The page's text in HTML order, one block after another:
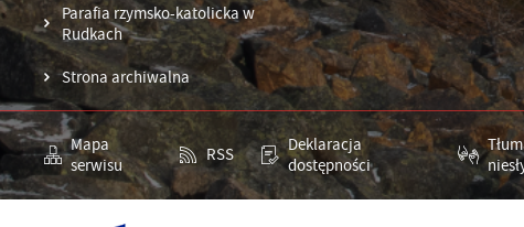
Parafia rzymsko-katolicka w
Rudkach
Strona archiwalna
Mapa
serwisu
RSS
Deklaracja
dostępności